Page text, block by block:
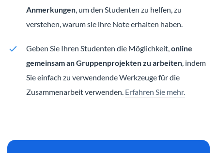
Anmerkungen, um den Studenten zu helfen, zu
verstehen, warum sie ihre Note erhalten haben.
Geben Sie Ihren Studenten die Möglichkeit,online
gemeinsam an Gruppenprojekten zu arbeiten, indem
Sie einfach zu verwendende Werkzeuge für die
Zusammenarbeit verwenden. Erfahren Sie mehr.